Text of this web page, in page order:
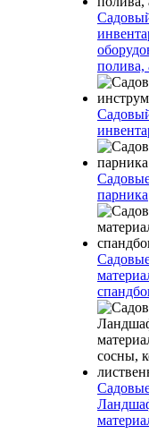
полива,
парника